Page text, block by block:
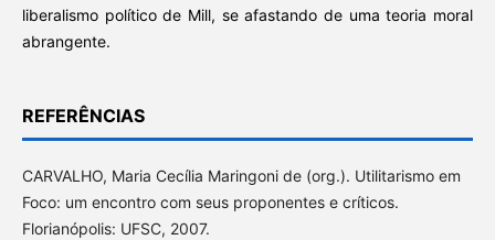
liberalismo político de Mill, se afastando de uma teoria moral
abrangente.
REFERÊNCIAS
CARVALHO, Maria Cecília Maringoni de (org.). Utilitarismo em
Foco: um encontro com seus proponentes e críticos.
Florianópolis: UFSC, 2007.